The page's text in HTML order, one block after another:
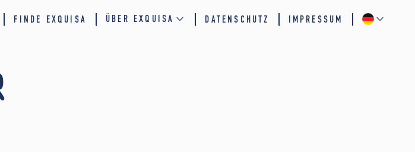
FINDE EXQUISA ÜBER EXQUISA DATENSCHUTZ IMPRESSUM